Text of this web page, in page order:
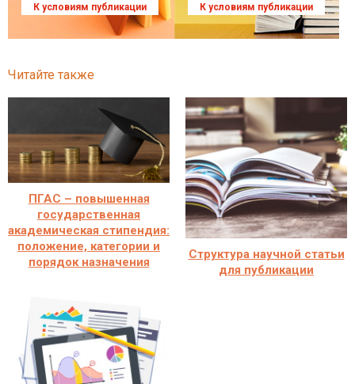
К условиям публикации К условиям публикации
Читайте также
ПГАС – повышенная
государственная
академическая стипендия:
положение, категории и
порядок назначения
Структура научной статьи
для публикации